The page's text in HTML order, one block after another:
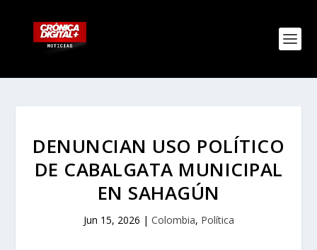
DENUNCIAN USO POLÍTICO
DE CABALGATA MUNICIPAL
EN SAHAGÚN
Jun 15, 2026 | Colombia, Política